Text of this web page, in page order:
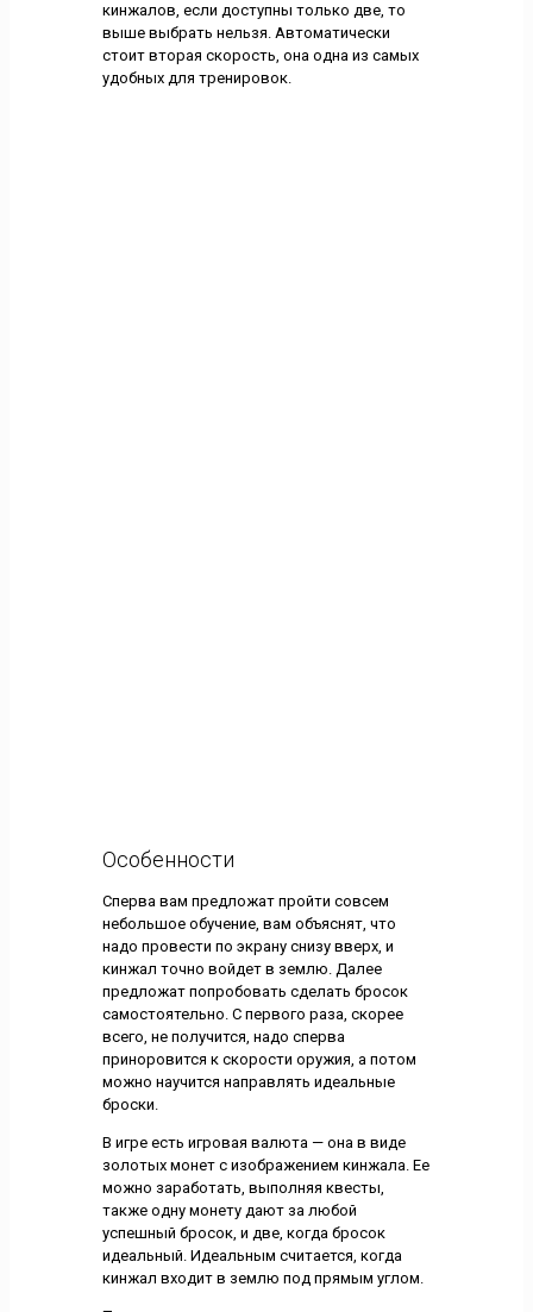
кинжалов, если доступны только две, то
выше выбрать нельзя. Автоматически
стоит вторая скорость, она одна из самых
удобных для тренировок.
Особенности
Сперва вам предложат пройти совсем
небольшое обучение, вам объяснят, что
надо провести по экрану снизу вверх, и
кинжал точно войдет в землю. Далее
предложат попробовать сделать бросок
самостоятельно. С первого раза, скорее
всего, не получится, надо сперва
приноровится к скорости оружия, а потом
можно научится направлять идеальные
броски.
В игре есть игровая валюта — она в виде
золотых монет с изображением кинжала. Ее
можно заработать, выполняя квесты,
также одну монету дают за любой
успешный бросок, и две, когда бросок
идеальный. Идеальным считается, когда
кинжал входит в землю под прямым углом.